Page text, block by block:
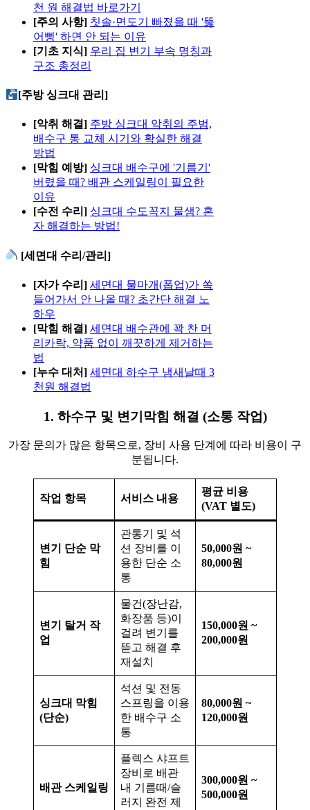
천 원 해결법 바로가기
[주의 사항] 칫솔·면도기 빠졌을 때 '뚫
어뻥' 하면 안 되는 이유
[기초 지식] 우리 집 변기 부속 명칭과
구조 총정리
[주방 싱크대 관리]
[악취 해결] 주방 싱크대 악취의 주범,
배수구 통 교체 시기와 확실한 해결
방법
[막힘 예방] 싱크대 배수구에 '기름기'
버렸을 때? 배관 스케일링이 필요한
이유
[수전 수리] 싱크대 수도꼭지 물샘? 혼
자 해결하는 방법!
[세면대 수리/관리]
[자가 수리] 세면대 물마개(폽업)가 쏙
들어가서 안 나올 때? 초간단 해결 노
하우
[막힘 해결] 세면대 배수관에 꽉 찬 머
리카락, 약품 없이 깨끗하게 제거하는
법
[누수 대처] 세면대 하수구 냄새날때 3
천원 해결법
1. 하수구 및 변기막힘 해결 (소통 작업)
가장 문의가 많은 항목으로, 장비 사용 단계에 따라 비용이 구
분됩니다.
작업 항목 서비스 내용
평균 비용
(VAT 별도)
변기 단순 막
힘
관통기 및 석
션 장비를 이
용한 단순 소
통
50,000원 ~
80,000원
변기 탈거 작
업
물건(장난감,
화장품 등)이
걸려 변기를
뜯고 해결 후
재설치
150,000원 ~
200,000원
싱크대 막힘
(단순)
석션 및 전동
스프링을 이용
한 배수구 소
통
80,000원 ~
120,000원
배관 스케일링
플렉스 샤프트
장비로 배관
내 기름때/슬
러지 완전 제
300,000원 ~
500,000원